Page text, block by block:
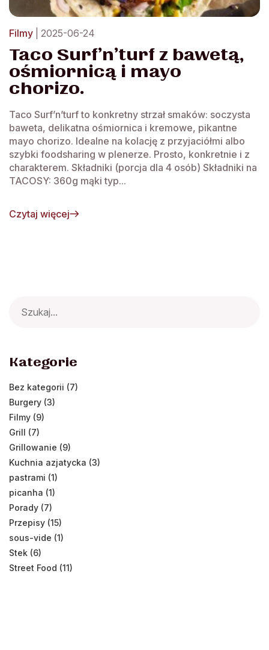
Filmy | 2025-06-24
Taco Surf’n’turf z bawetą,
ośmiornicą i mayo
chorizo.
Taco Surf’n’turf to konkretny strzał smaków: soczysta
baweta, delikatna ośmiornica i kremowe, pikantne
mayo chorizo. Idealne na kolację z przyjaciółmi albo
szybki foodsharing w plenerze. Prosto, konkretnie i z
charakterem. Składniki (porcja dla 4 osób) Składniki na
TACOSY: 360g mąki typ...
Czytaj więcej
for:
Kategorie
Bez kategorii (7)
Burgery (3)
Filmy (9)
Grill (7)
Grillowanie (9)
Kuchnia azjatycka (3)
pastrami (1)
picanha (1)
Porady (7)
Przepisy (15)
sous-vide (1)
Stek (6)
Street Food (11)